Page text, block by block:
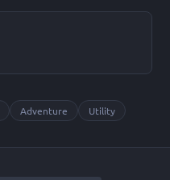
Adventure Utility